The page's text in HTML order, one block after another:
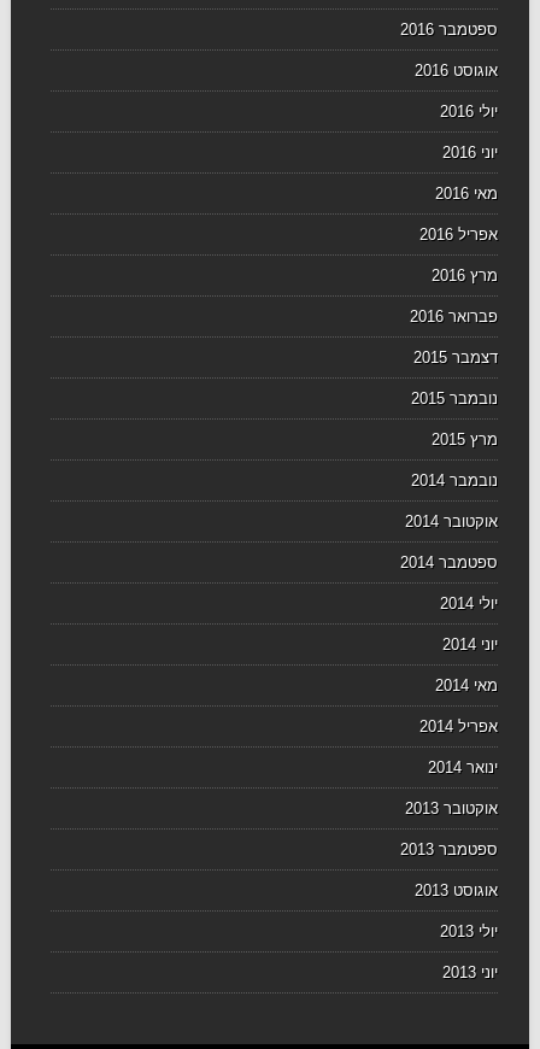
ספטמבר 2016
אוגוסט 2016
יולי 2016
יוני 2016
מאי 2016
אפריל 2016
מרץ 2016
פברואר 2016
דצמבר 2015
נובמבר 2015
מרץ 2015
נובמבר 2014
אוקטובר 2014
ספטמבר 2014
יולי 2014
יוני 2014
מאי 2014
אפריל 2014
ינואר 2014
אוקטובר 2013
ספטמבר 2013
אוגוסט 2013
יולי 2013
יוני 2013